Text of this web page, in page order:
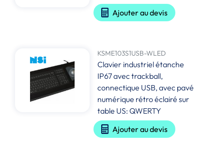
Ajouter au devis
KSME103S1USB-WLED
Clavier industriel étanche
IP67 avec trackball,
connectique USB, avec pavé
numérique rétro éclairé sur
table US: QWERTY
Ajouter au devis